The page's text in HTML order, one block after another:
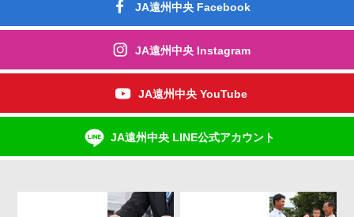
JA遠州中央 Facebook
JA遠州中央 Instagram
JA遠州中央 YouTube
JA遠州中央 LINE公式アカウント